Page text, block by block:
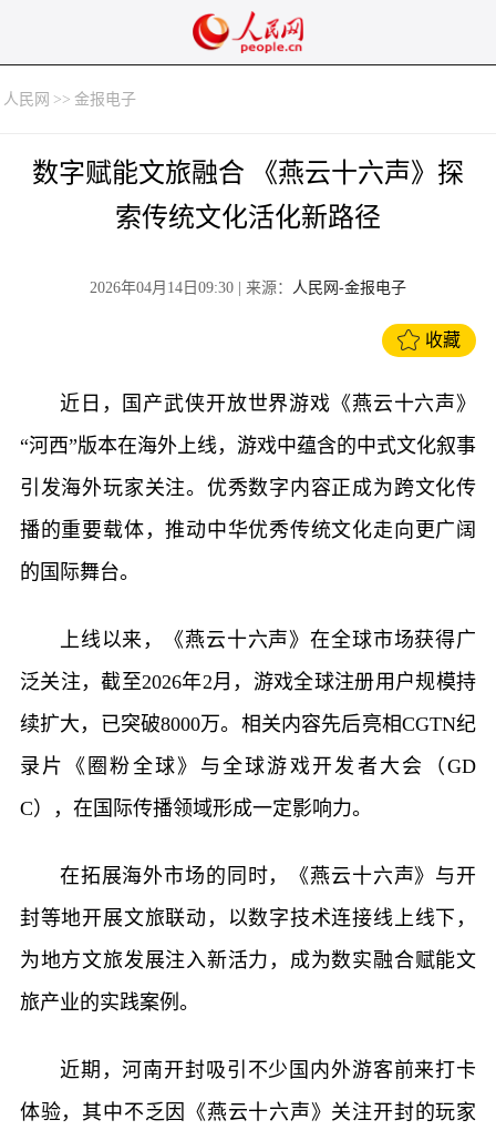
人民网 >> 金报电子
数字赋能文旅融合 《燕云十六声》探
索传统文化活化新路径
2026年04月14日09:30 | 来源： 人民网-金报电子
收藏
近日，国产武侠开放世界游戏《燕云十六声》
“河西”版本在海外上线，游戏中蕴含的中式文化叙事
引发海外玩家关注。优秀数字内容正成为跨文化传
播的重要载体，推动中华优秀传统文化走向更广阔
的国际舞台。
上线以来，《燕云十六声》在全球市场获得广
泛关注，截至2026年2月，游戏全球注册用户规模持
续扩大，已突破8000万。相关内容先后亮相CGTN纪
录片《圈粉全球》与全球游戏开发者大会（GD
C），在国际传播领域形成一定影响力。
在拓展海外市场的同时，《燕云十六声》与开
封等地开展文旅联动，以数字技术连接线上线下，
为地方文旅发展注入新活力，成为数实融合赋能文
旅产业的实践案例。
近期，河南开封吸引不少国内外游客前来打卡
体验，其中不乏因《燕云十六声》关注开封的玩家